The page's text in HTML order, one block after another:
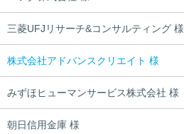
三菱UFJリサーチ&コンサルティング 様
株式会社アドバンスクリエイト 様
みずほヒューマンサービス株式会社 様
朝日信用金庫 様